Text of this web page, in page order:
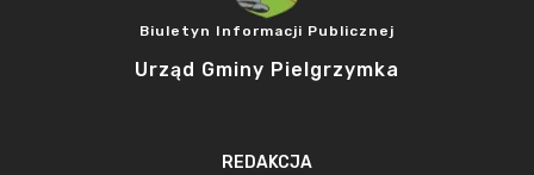
Biuletyn Informacji Publicznej
Urząd Gminy Pielgrzymka
REDAKCJA